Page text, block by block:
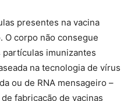
presentes na vacina
O corpo não consegue
imunizantes
na tecnologia de vírus
ou de RNA mensageiro –
fabricação de vacinas